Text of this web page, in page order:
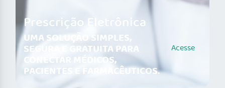
Prescrição Eletrônica
UMA SOLUÇÃO SIMPLES,
SEGURA E GRATUITA PARA
CONECTAR MÉDICOS,
PACIENTES E FARMACÊUTICOS.
Acesse